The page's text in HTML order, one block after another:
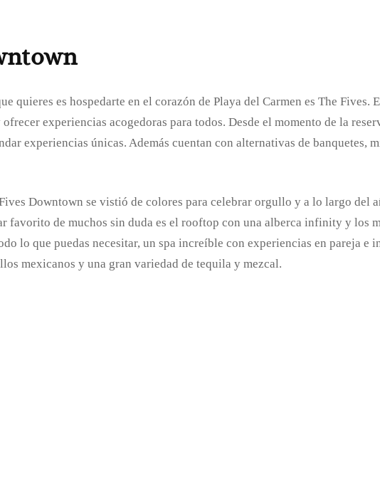
quieres es hospedarte en el corazón de Playa del Carmen es The Fives.
experiencias acogedoras para todos. Desde el momento de la
experiencias únicas. Además cuentan con alternativas de banquetes,
Downtown se vistió de colores para celebrar orgullo y a lo largo del
favorito de muchos sin duda es el rooftop con una alberca infinity y los
lo que puedas necesitar, un spa increíble con experiencias en pareja e
mexicanos y una gran variedad de tequila y mezcal.